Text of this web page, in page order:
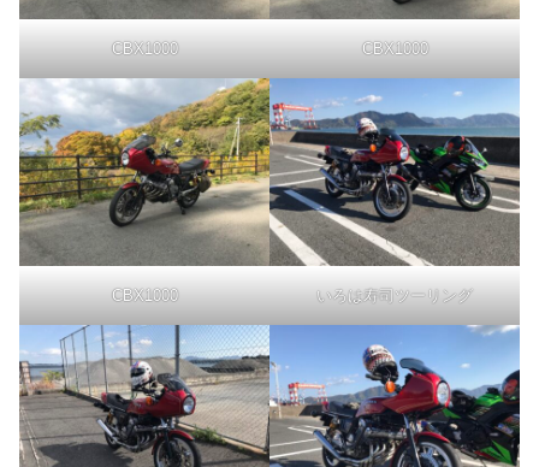
CBX1000 CBX1000
CBX1000 いろは寿司ツーリング